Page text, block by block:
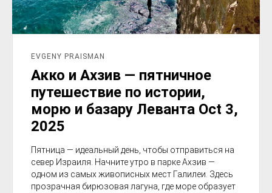
EVGENY PRAISMAN
Акко и Ахзив — пятничное
путешествие по истории,
морю и базару Леванта Oct 3,
2025
Пятница — идеальный день, чтобы отправиться на
север Израиля. Начните утро в парке Ахзив —
одном из самых живописных мест Галилеи. Здесь
прозрачная бирюзовая лагуна, где море образует